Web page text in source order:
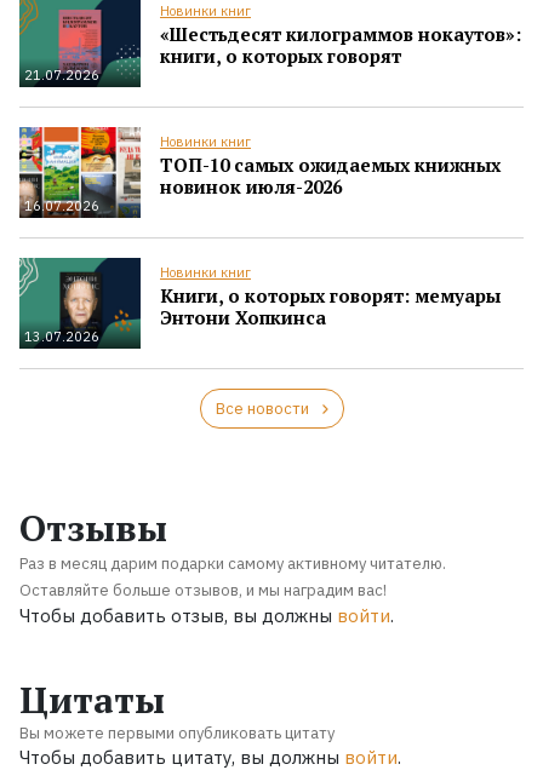
21.07.2026
Новинки книг
«Шестьдесят килограммов нокаутов»:
книги, о которых говорят
16.07.2026
Новинки книг
ТОП-10 самых ожидаемых книжных
новинок июля-2026
13.07.2026
Новинки книг
Книги, о которых говорят: мемуары
Энтони Хопкинса
Все новости
Отзывы
Раз в месяц дарим подарки самому активному читателю.
Оставляйте больше отзывов, и мы наградим вас!
Чтобы добавить отзыв, вы должны войти.
Цитаты
Вы можете первыми опубликовать цитату
Чтобы добавить цитату, вы должны войти.